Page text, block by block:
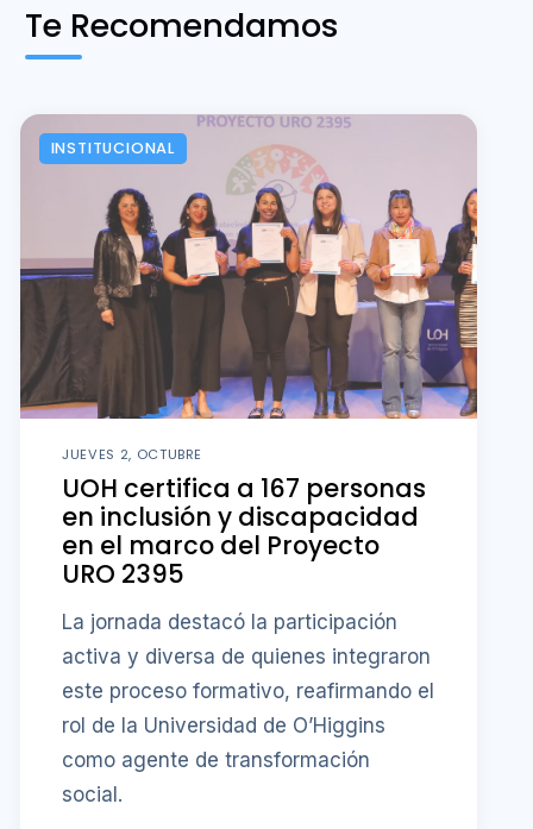
Te Recomendamos
INSTITUCIONAL
JUEVES 2, OCTUBRE
UOH certifica a 167 personas
en inclusión y discapacidad
en el marco del Proyecto
URO 2395
La jornada destacó la participación
activa y diversa de quienes integraron
este proceso formativo, reafirmando el
rol de la Universidad de O’Higgins
como agente de transformación
social.